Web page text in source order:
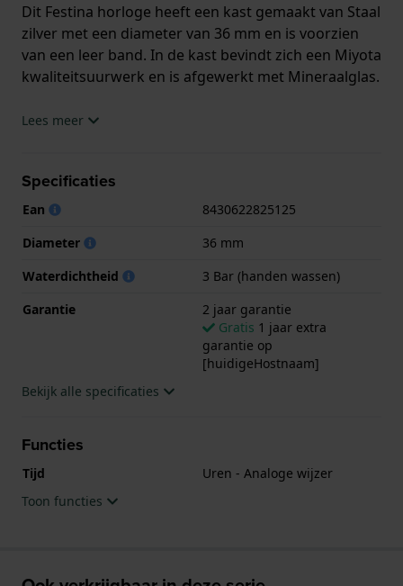
Dit Festina horloge heeft een kast gemaakt van Staal
zilver met een diameter van 36 mm en is voorzien
van een leer band. In de kast bevindt zich een Miyota
kwaliteitsuurwerk en is afgewerkt met Mineraalglas.
Het horloge is 3ATM. Dit betekent dat het horloge
.
Lees meer
Specificaties
Ean
8430622825125
Diameter
36 mm
Waterdichtheid
3 Bar (handen wassen)
Garantie
2 jaar garantie
Gratis 1 jaar extra
garantie op
[huidigeHostnaam]
Bekijk alle specificaties
Functies
Tijd
Uren - Analoge wijzer
Toon functies